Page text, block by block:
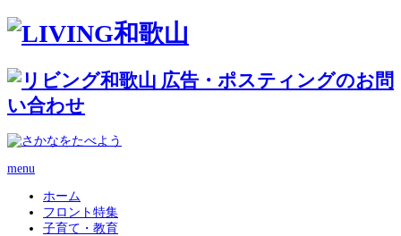
menu
ホーム
フロント特集
子育て・教育